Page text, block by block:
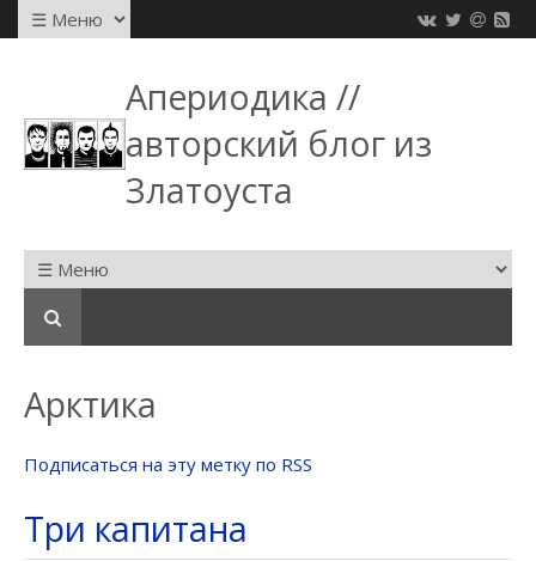
Апериодика //
авторский блог из
Златоуста
Арктика
Подписаться на эту метку по RSS
Три капитана